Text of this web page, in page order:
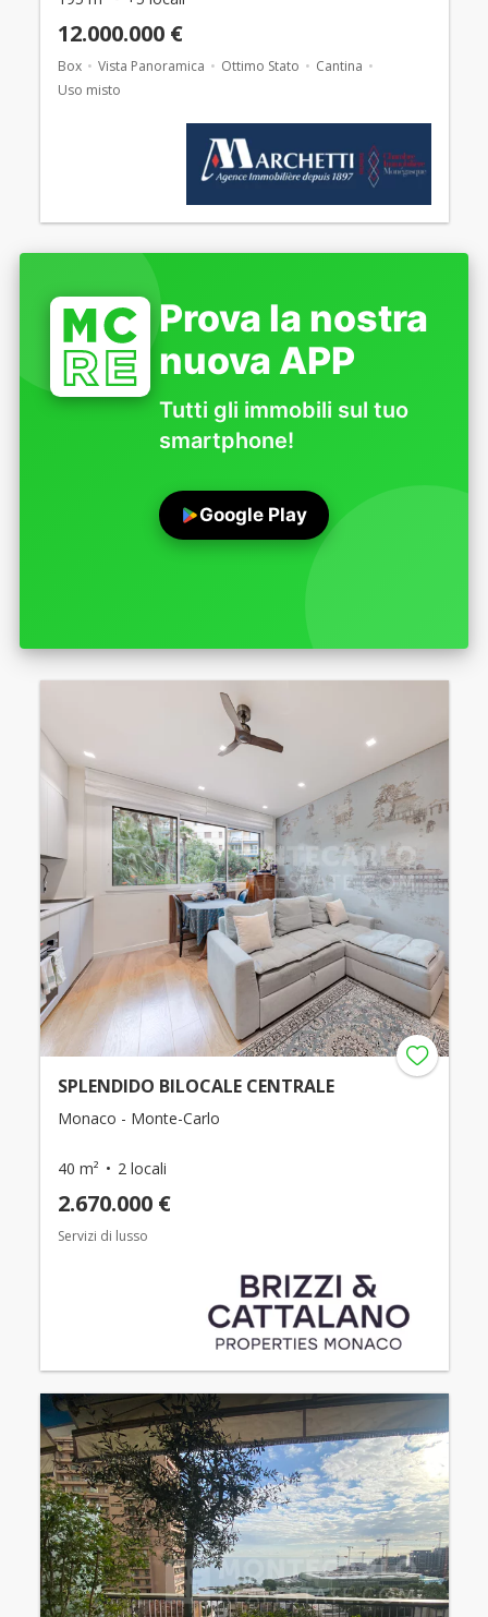
12.000.000 €
Box Vista Panoramica Ottimo Stato
Cantina
Uso misto
Prova la nostra
nuova APP
Tutti gli immobili sul tuo
smartphone!
Google Play
SPLENDIDO BILOCALE CENTRALE
Monaco - Monte-Carlo
40 m² 2 locali
2.670.000 €
Servizi di lusso